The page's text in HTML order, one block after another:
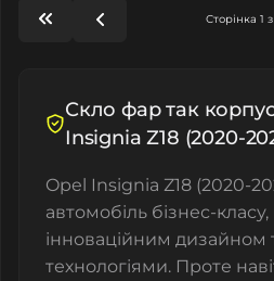
Сторінка 1 з
Скло фар так
Insignia Z18 (2020-
Opel Insignia Z18 (2020-
автомобіль бізнес-
інноваційним
технологіями. Проте